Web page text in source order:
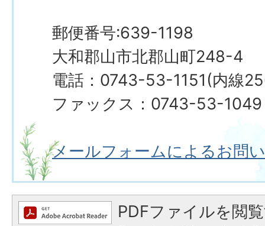
郵便番号:639-1198
大和郡山市北郡山町248-4
電話：0743-53-1151(内線
ファックス：0743-53-1049
メールフォームによるお問
PDFファイルを閲